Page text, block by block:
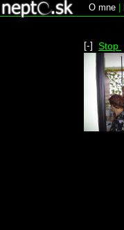
O mne
[-] Stop